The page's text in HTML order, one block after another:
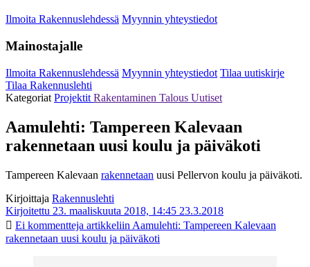
Ilmoita Rakennuslehdessä Myynnin yhteystiedot
Mainostajalle
Ilmoita Rakennuslehdessä Myynnin yhteystiedot Tilaa uutiskirje
Tilaa Rakennuslehti
Kategoriat Projektit Rakentaminen Talous Uutiset
Aamulehti: Tampereen Kalevaan
rakennetaan uusi koulu ja päiväkoti
Tampereen Kalevaan rakennetaan uusi Pellervon koulu ja päiväkoti.
Kirjoittaja Rakennuslehti
Kirjoitettu 23. maaliskuuta 2018, 14:45 23.3.2018
Ei kommentteja artikkeliin Aamulehti: Tampereen Kalevaan
rakennetaan uusi koulu ja päiväkoti